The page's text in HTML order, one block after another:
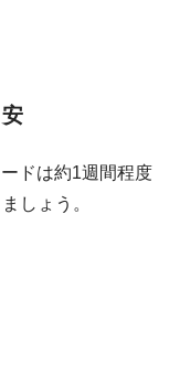
ドは約1週間程度
しょう。